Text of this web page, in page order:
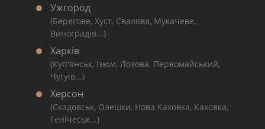
Ужгород
(Берегове, Хуст, Свалява, Мукачеве,
Виноградів...)
Харків
(Куп'янськ, Ізюм, Лозова, Первомайський,
Чугуїв...)
Херсон
(Скадовськ, Олешки, Нова Каховка, Каховка,
Генічеськ...)